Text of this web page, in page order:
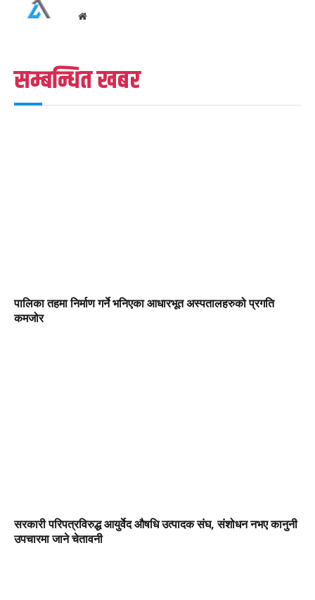
Website
सम्बन्धित खबर
पालिका तहमा निर्माण गर्ने भनिएका आधारभूत अस्पतालहरुको प्रगति
कमजोर
सरकारी परिपत्रविरुद्ध आयुर्वेद औषधि उत्पादक संघ, संशोधन नभए कानुनी
उपचारमा जाने चेतावनी